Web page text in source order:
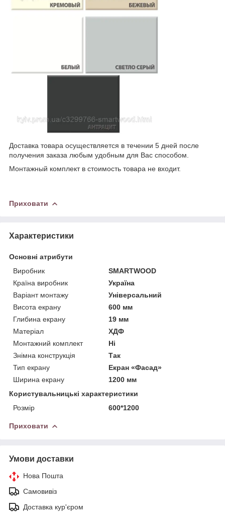
Доставка товара осуществляется в течении 5 дней после
получения заказа любым удобным для Вас способом.
Монтажный комплект в стоимость товара не входит.
Приховати
Характеристики
Основні атрибути
Виробник
SMARTWOOD
Країна виробник
Україна
Варіант монтажу
Універсальний
Висота екрану
600 мм
Глибина екрану
19 мм
Матеріал
ХДФ
Монтажний комплект
Ні
Знімна конструкція
Так
Тип екрану
Екран «Фасад»
Ширина екрану
1200 мм
Користувальницькі характеристики
Розмір
600*1200
Приховати
Умови доставки
Нова Пошта
Самовивіз
Доставка кур'єром